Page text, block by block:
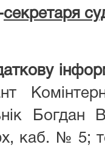
секретаря
Богдан
каб. № 5;